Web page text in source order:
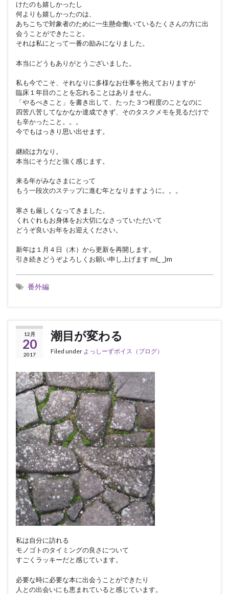
けたのも嬉しかったし
何よりも嬉しかったのは、
あちこちで対象者のために一生懸命働いているたくさんの方に出
会うことができたこと。
それは私にとって一番の励みになりました。
本当にどうもありがとうございました。
私も今でこそ、それなりに多様なお仕事を抱えておりますが
臨床１年目のことを忘れることはありません。
「やるべきこと」を書き出して、たった３つ程度のことなのに
四苦八苦してなかなか達成できず、そのタスクメモを見るだけで
も辛かったこと。。。
今でもはっきり思い出せます。
継続は力なり。
本当にそうだと強く感じます。
来る年がみなさまにとって
もう一段次のステップに進む年となりますように。。。
寒さも厳しくなってきました。
くれぐれもお身体をお大切になさっていただいて
どうぞ良いお年をお迎えください。
新年は１月４日（木）から更新を再開します。
引き続きどうぞよろしくお願い申し上げます m(_ _)m
番外編
12月
20
2017
潮目が変わる
Filed under よっしーずボイス（ブログ）
私は自分に訪れる
モノゴトのタイミングの良さについて
すごくラッキーだと感じています。
必要な時に必要な本に出会うことができたり
人との出会いにも恵まれていると感じています。